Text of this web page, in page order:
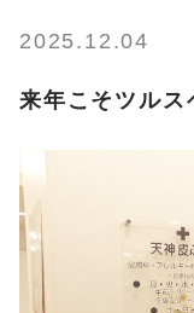
2025.12.04
来年こそツルス